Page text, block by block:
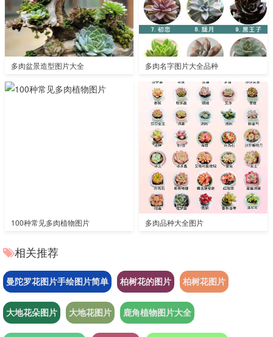
多肉盆景造型图片大全 多肉名字图片大全品种
100种常见多肉植物图片 多肉品种大全图片
相关推荐
曼陀罗花图片手绘图片简单 柏树花的图片 柏树花图片
大地花朵图片 大地花图片 鹿角植物图片大全